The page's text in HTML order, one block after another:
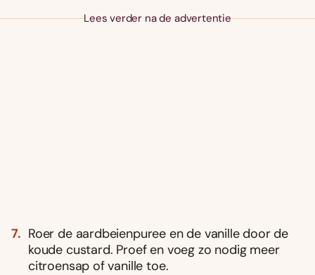
Lees verder na de advertentie
Roer de aardbeienpuree en de vanille door de
koude custard. Proef en voeg zo nodig meer
citroensap of vanille toe.